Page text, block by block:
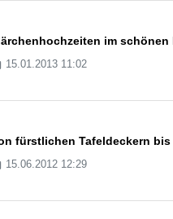
im
15.01.2013 11:02
fürstlichen Tafeldeckern
15.06.2012 12:29